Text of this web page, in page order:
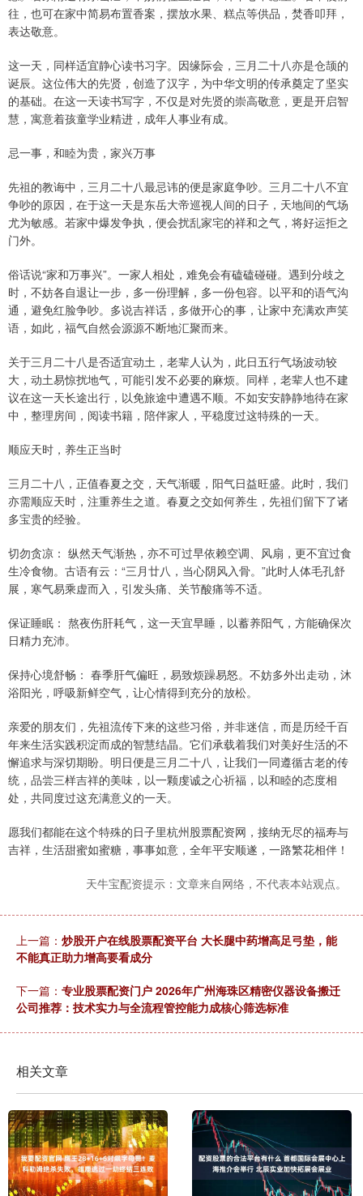
往，也可在家中简易布置香案，摆放水果、糕点等供品，焚香叩拜，
表达敬意。
这一天，同样适宜静心读书习字。因缘际会，三月二十八亦是仓颉的
诞辰。这位伟大的先贤，创造了汉字，为中华文明的传承奠定了坚实
的基础。在这一天读书写字，不仅是对先贤的崇高敬意，更是开启智
慧，寓意着孩童学业精进，成年人事业有成。
忌一事，和睦为贵，家兴万事
先祖的教诲中，三月二十八最忌讳的便是家庭争吵。三月二十八不宜
争吵的原因，在于这一天是东岳大帝巡视人间的日子，天地间的气场
尤为敏感。若家中爆发争执，便会扰乱家宅的祥和之气，将好运拒之
门外。
俗话说“家和万事兴”。一家人相处，难免会有磕磕碰碰。遇到分歧之
时，不妨各自退让一步，多一份理解，多一份包容。以平和的语气沟
通，避免红脸争吵。多说吉祥话，多做开心的事，让家中充满欢声笑
语，如此，福气自然会源源不断地汇聚而来。
关于三月二十八是否适宜动土，老辈人认为，此日五行气场波动较
大，动土易惊扰地气，可能引发不必要的麻烦。同样，老辈人也不建
议在这一天长途出行，以免旅途中遭遇不顺。不如安安静静地待在家
中，整理房间，阅读书籍，陪伴家人，平稳度过这特殊的一天。
顺应天时，养生正当时
三月二十八，正值春夏之交，天气渐暖，阳气日益旺盛。此时，我们
亦需顺应天时，注重养生之道。春夏之交如何养生，先祖们留下了诸
多宝贵的经验。
切勿贪凉： 纵然天气渐热，亦不可过早依赖空调、风扇，更不宜过食
生冷食物。古语有云：“三月廿八，当心阴风入骨。”此时人体毛孔舒
展，寒气易乘虚而入，引发头痛、关节酸痛等不适。
保证睡眠： 熬夜伤肝耗气，这一天宜早睡，以蓄养阳气，方能确保次
日精力充沛。
保持心境舒畅： 春季肝气偏旺，易致烦躁易怒。不妨多外出走动，沐
浴阳光，呼吸新鲜空气，让心情得到充分的放松。
亲爱的朋友们，先祖流传下来的这些习俗，并非迷信，而是历经千百
年来生活实践积淀而成的智慧结晶。它们承载着我们对美好生活的不
懈追求与深切期盼。明日便是三月二十八，让我们一同遵循古老的传
统，品尝三样吉祥的美味，以一颗虔诚之心祈福，以和睦的态度相
处，共同度过这充满意义的一天。
愿我们都能在这个特殊的日子里杭州股票配资网，接纳无尽的福寿与
吉祥，生活甜蜜如蜜糖，事事如意，全年平安顺遂，一路繁花相伴！
天牛宝配资提示：文章来自网络，不代表本站观点。
上一篇： 炒股开户在线股票配资平台 大长腿中药增高足弓垫，能
不能真正助力增高要看成分
下一篇： 专业股票配资门户 2026年广州海珠区精密仪器设备搬迁
公司推荐：技术实力与全流程管控能力成核心筛选标准
相关文章